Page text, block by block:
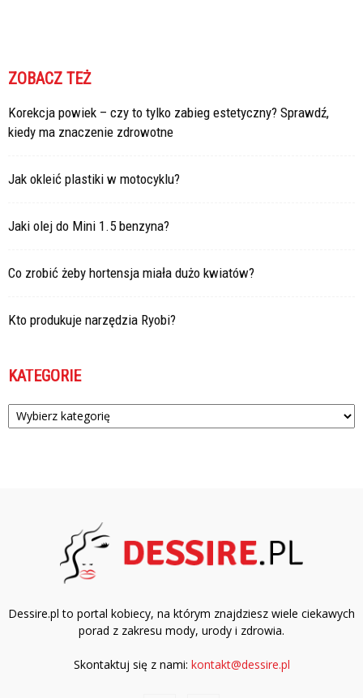
ZOBACZ TEŻ
Korekcja powiek – czy to tylko zabieg estetyczny? Sprawdź,
kiedy ma znaczenie zdrowotne
Jak okleić plastiki w motocyklu?
Jaki olej do Mini 1.5 benzyna?
Co zrobić żeby hortensja miała dużo kwiatów?
Kto produkuje narzędzia Ryobi?
KATEGORIE
Kategorie
Dessire.pl to portal kobiecy, na którym znajdziesz wiele ciekawych
porad z zakresu mody, urody i zdrowia.
Skontaktuj się z nami: kontakt@dessire.pl